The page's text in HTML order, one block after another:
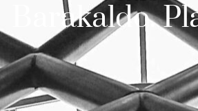
Barakaldo.